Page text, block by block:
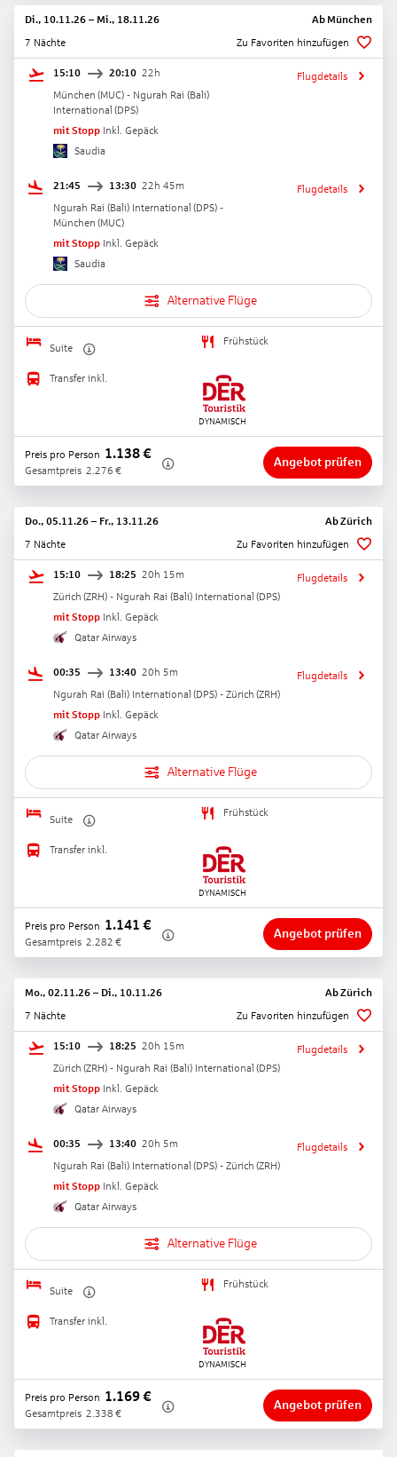
Di., 10.11.26 – Mi., 18.11.26 Ab München
7 Nächte
Zu Favoriten hinzufügen
15:10 20:10 22h
München (MUC) - Ngurah Rai (Bali)
International (DPS)
mit Stopp Inkl. Gepäck
Saudia
Flugdetails
21:45 13:30 22h 45m
Ngurah Rai (Bali) International (DPS) -
München (MUC)
mit Stopp Inkl. Gepäck
Saudia
Flugdetails
Alternative Flüge
Suite
Frühstück
Transfer inkl.
Preis pro Person 1.138€
Gesamtpreis 2.276 €
Angebot prüfen
Do., 05.11.26 – Fr., 13.11.26 AbZürich
7 Nächte
Zu Favoriten hinzufügen
15:10 18:25 20h 15m
Zürich (ZRH) - Ngurah Rai (Bali) International (DPS)
mit Stopp Inkl. Gepäck
Qatar Airways
Flugdetails
00:35 13:40 20h 5m
Ngurah Rai (Bali) International (DPS) - Zürich (ZRH)
mit Stopp Inkl. Gepäck
Qatar Airways
Flugdetails
Alternative Flüge
Suite
Frühstück
Transfer inkl.
Preis pro Person 1.141 €
Gesamtpreis 2.282 €
Angebot prüfen
Mo., 02.11.26 – Di., 10.11.26 AbZürich
7 Nächte
Zu Favoriten hinzufügen
15:10 18:25 20h 15m
Zürich (ZRH) - Ngurah Rai (Bali) International (DPS)
mit Stopp Inkl. Gepäck
Qatar Airways
Flugdetails
00:35 13:40 20h 5m
Ngurah Rai (Bali) International (DPS) - Zürich (ZRH)
mit Stopp Inkl. Gepäck
Qatar Airways
Flugdetails
Alternative Flüge
Suite
Frühstück
Transfer inkl.
Preis pro Person 1.169€
Gesamtpreis 2.338 €
Angebot prüfen